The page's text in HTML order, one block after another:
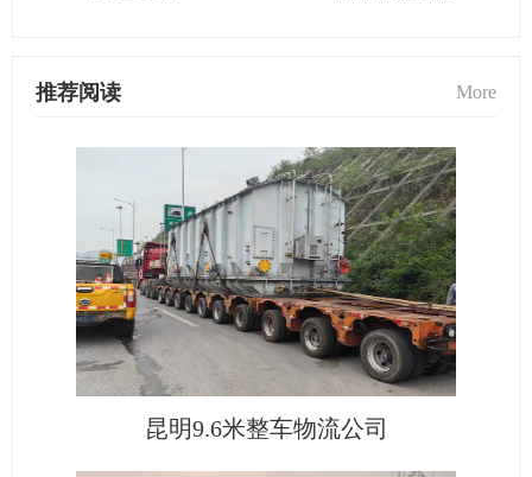
推荐阅读 More
昆明9.6米整车物流公司